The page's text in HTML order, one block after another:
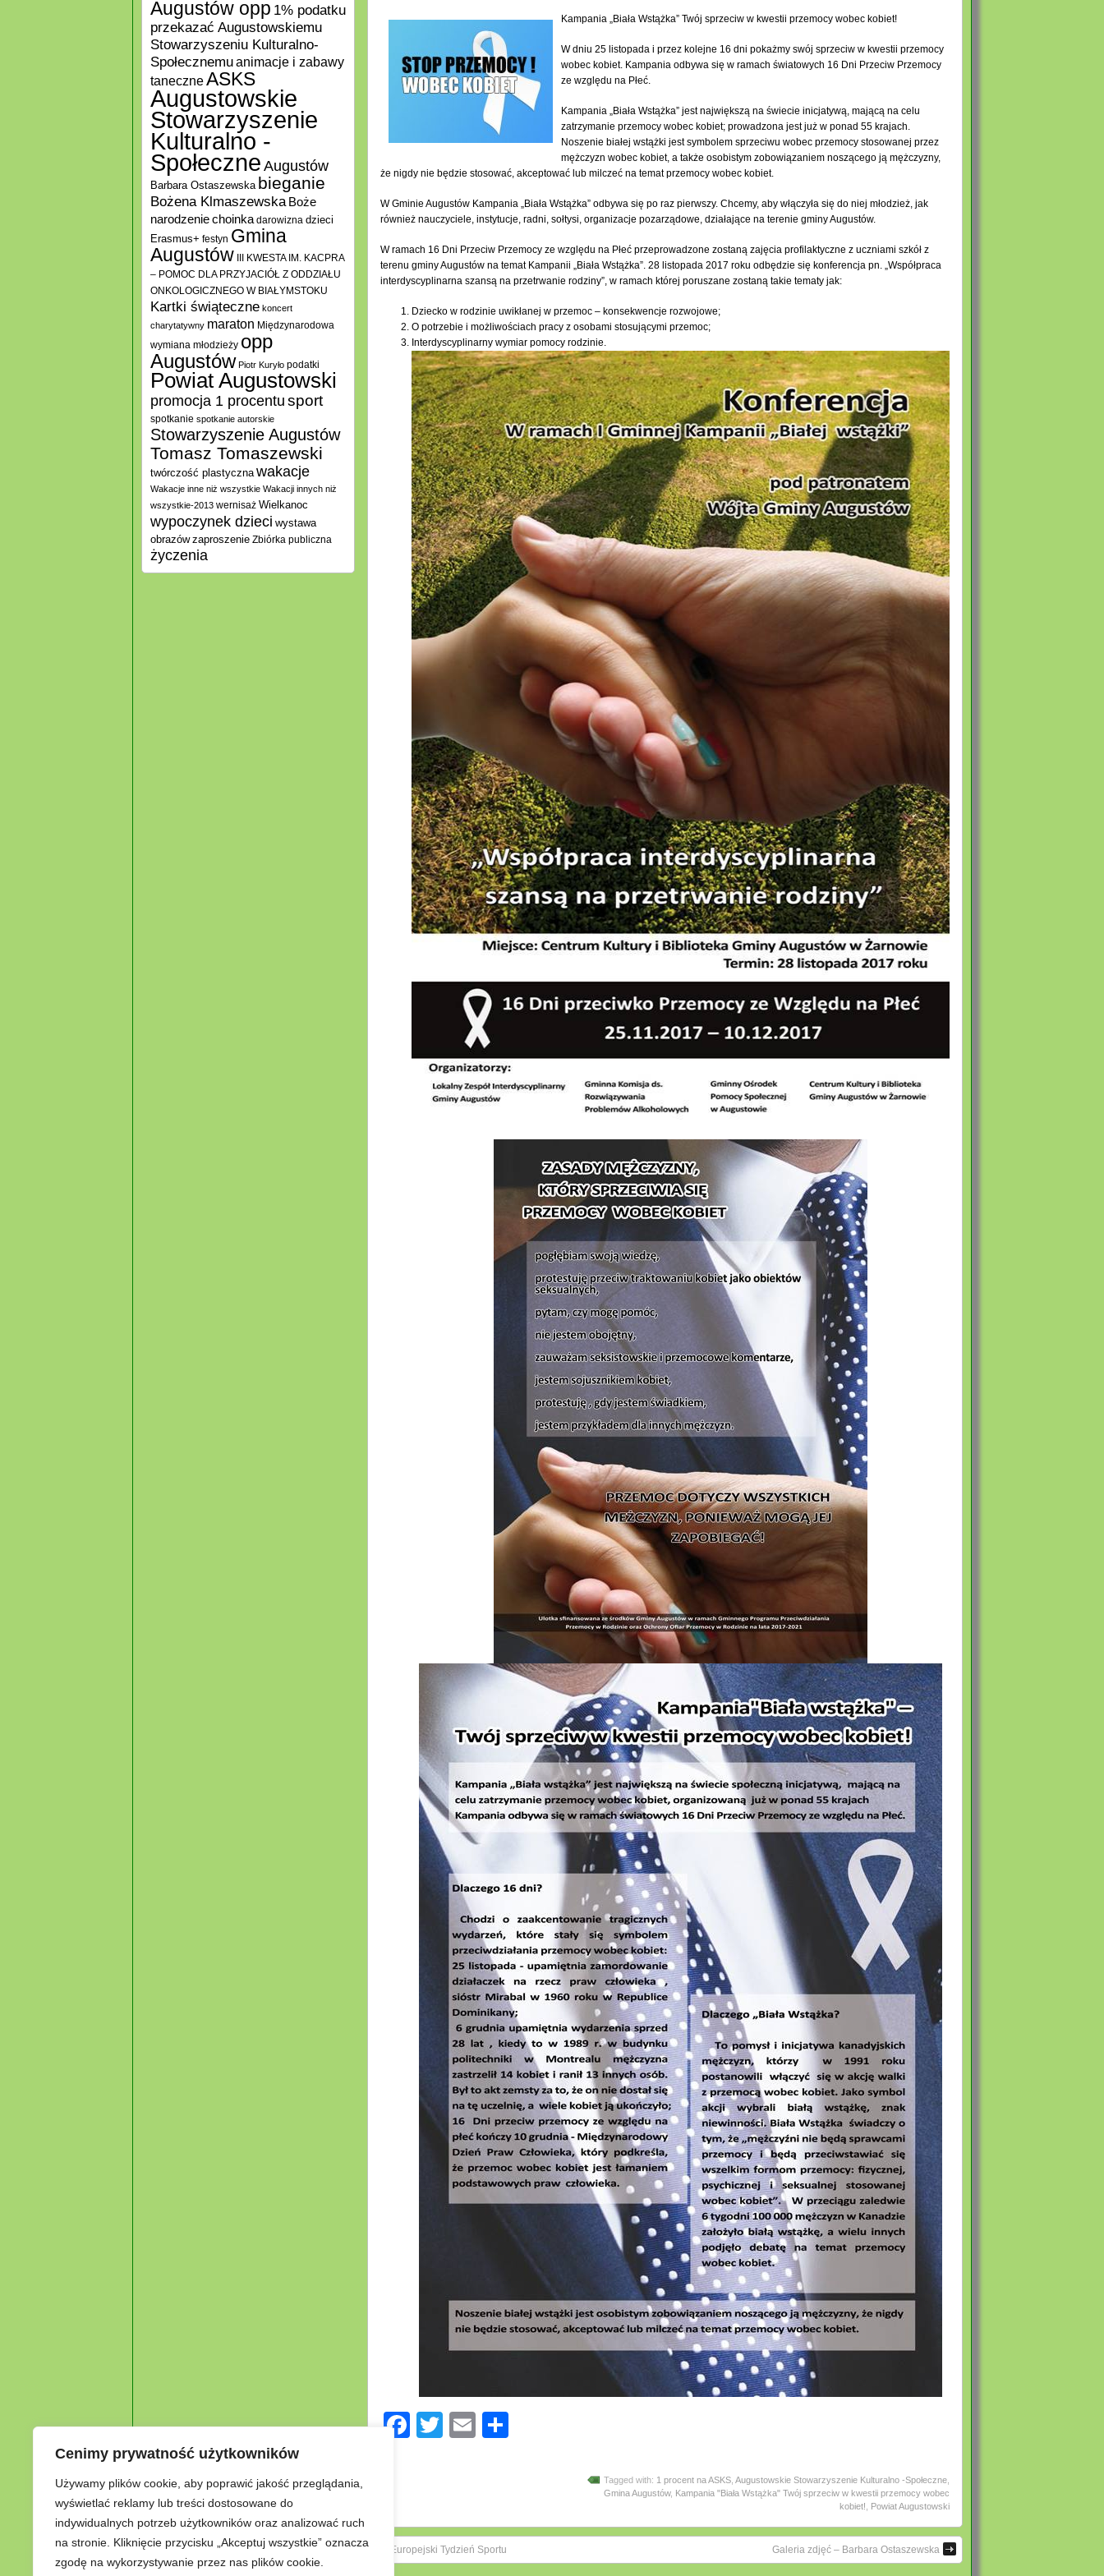
Cenimy prywatność użytkowników
Używamy plików cookie, aby poprawić jakość przeglądania,
wyświetlać reklamy lub treści dostosowane do
indywidualnych potrzeb użytkowników oraz analizować ruch
na stronie. Kliknięcie przycisku „Akceptuj wszystkie” oznacza
zgodę na wykorzystywanie przez nas plików cookie.
Kampania „Biała Wstążka” Twój sprzeciw w kwestii przemocy wobec kobiet!
W dniu 25 listopada i przez kolejne 16 dni pokażmy swój sprzeciw w kwestii przemocy
wobec kobiet. Kampania odbywa się w ramach światowych 16 Dni Przeciw Przemocy
ze względu na Płeć.
Kampania „Biała Wstążka” jest największą na świecie inicjatywą, mającą na celu
zatrzymanie przemocy wobec kobiet; prowadzona jest już w ponad 55 krajach.
Noszenie białej wstążki jest symbolem sprzeciwu wobec przemocy stosowanej przez
mężczyzn wobec kobiet, a także osobistym zobowiązaniem noszącego ją mężczyzny,
że nigdy nie będzie stosować, akceptować lub milczeć na temat przemocy wobec kobiet.
W Gminie Augustów Kampania „Biała Wstążka” odbywa się po raz pierwszy. Chcemy, aby włączyła się do niej młodzież, jak
również nauczyciele, instytucje, radni, sołtysi, organizacje pozarządowe, działające na terenie gminy Augustów.
W ramach 16 Dni Przeciw Przemocy ze względu na Płeć przeprowadzone zostaną zajęcia profilaktyczne z uczniami szkół z
terenu gminy Augustów na temat Kampanii „Biała Wstążka”. 28 listopada 2017 roku odbędzie się konferencja pn. „Współpraca
interdyscyplinarna szansą na przetrwanie rodziny”, w ramach której poruszane zostaną takie tematy jak:
Dziecko w rodzinie uwikłanej w przemoc – konsekwencje rozwojowe;
O potrzebie i możliwościach pracy z osobami stosującymi przemoc;
Interdyscyplinarny wymiar pomocy rodzinie.
Facebook
TwitterEmail
Tagged with: 1 procent na ASKS Augustowskie Stowarzyszenie Kulturalno -Społeczne
Gmina Augustów, Kampania "Biała Wstążka" Twój sprzeciw w kwestii przemocy wobec
kobiet!
Powiat Augustowski
Europejski Tydzień Sportu Galeria zdjęć – Barbara Ostaszewska
Augustów opp 1% podatku
przekazać Augustowskiemu
Stowarzyszeniu Kulturalno-
Społecznemuanimacje i zabawy
taneczneASKS
Augustowskie
Stowarzyszenie
Kulturalno -
Społeczne Augustów
Barbara Ostaszewska bieganie
Bożena Klmaszewska Boże
narodzeniechoinka darowizna dzieci
Erasmus+ festyn Gmina
Augustów III KWESTA IM. KACPRA
– POMOC DLA PRZYJACIÓŁ Z ODDZIAŁU
ONKOLOGICZNEGO W BIAŁYMSTOKU
Kartki świąteczne koncert
charytatywny maraton Międzynarodowa
wymiana młodzieży opp
Augustów Piotr Kuryło podatki
Powiat Augustowski
promocja 1 procentusport
spotkanie spotkanie autorskie
Stowarzyszenie Augustów
Tomasz Tomaszewski
twórczość plastyczna wakacje
Wakacje inne niż wszystkie Wakacji innych niż
wszystkie-2013 wernisaż Wielkanoc
wypoczynek dzieci wystawa
obrazów zaproszenie Zbiórka publiczna
życzenia